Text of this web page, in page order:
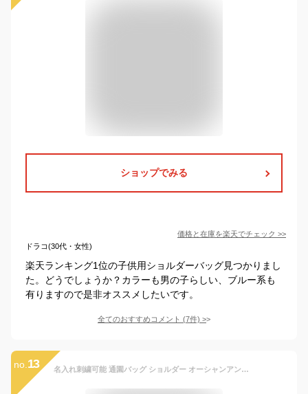
ショップでみる
価格と在庫を楽天でチェック >>
ドラコ(30代・女性)
楽天ランキング1位の子供用ショルダーバッグ見つかりまし
た。どうでしょうか？カラーも男の子らしい、ブルー系も
有りますので是非オススメしたいです。
全てのおすすめコメント (7件) >
no. 13 名入れ刺繍可能 通園バッグ ショルダー オーシャンアンドグラウンド ショルダーBAG OCEAN&GROUND GOODAY グッデイ CRAZY クレイジー 20色 男の子 女の子 子供 幼稚園 小学生 1515001 1615001 1915001 着後1か月以内にレビューを書いて次回100円OFFクーポン配布中